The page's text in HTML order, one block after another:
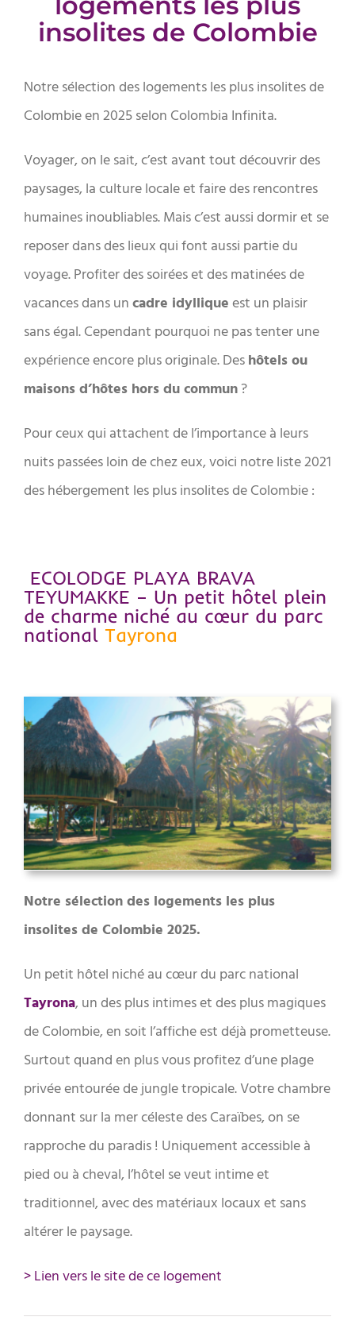
insolites de Colombie
Notre sélection des logements les plus insolites de
Colombie en 2025 selon Colombia Infinita.
Voyager, on le sait, c’est avant tout découvrir des
paysages, la culture locale et faire des rencontres
humaines inoubliables. Mais c’est aussi dormir et se
reposer dans des lieux qui font aussi partie du
voyage. Profiter des soirées et des matinées de
vacances dans un cadre idyllique est un plaisir
sans égal. Cependant pourquoi ne pas tenter une
expérience encore plus originale. Des hôtels ou
maisons d’hôtes hors du commun?
Pour ceux qui attachent de l’importance à leurs
nuits passées loin de chez eux, voici notre liste 2021
des hébergement les plus insolites de Colombie :
ECOLODGE PLAYA BRAVA
TEYUMAKKE – Un petit hôtel plein
de charme niché au cœur du parc
national Tayrona
Notre sélection des logements les plus
insolites de Colombie 2025.
Un petit hôtel niché au cœur du parc national
Tayrona, un des plus intimes et des plus magiques
de Colombie, en soit l’affiche est déjà prometteuse.
Surtout quand en plus vous profitez d’une plage
privée entourée de jungle tropicale. Votre chambre
donnant sur la mer céleste des Caraïbes, on se
rapproche du paradis ! Uniquement accessible à
pied ou à cheval, l’hôtel se veut intime et
traditionnel, avec des matériaux locaux et sans
altérer le paysage.
> Lien vers le site de ce logement